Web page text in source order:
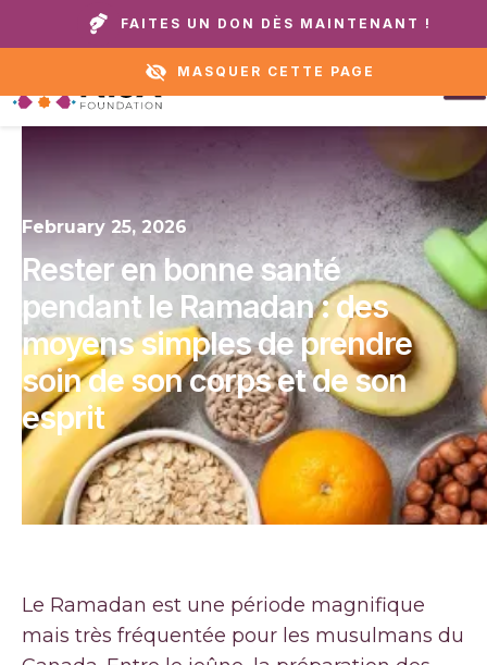
Appelez notre domicile ou notre service
d'assistance :
+1 888 711
FAITES UN DON DÈS MAINTENANT !
MASQUER CETTE PAGE
February 25, 2026
Rester en bonne santé
pendant le Ramadan : des
moyens simples de prendre
soin de son corps et de son
esprit
Le Ramadan est une période magnifique
mais très fréquentée pour les musulmans du